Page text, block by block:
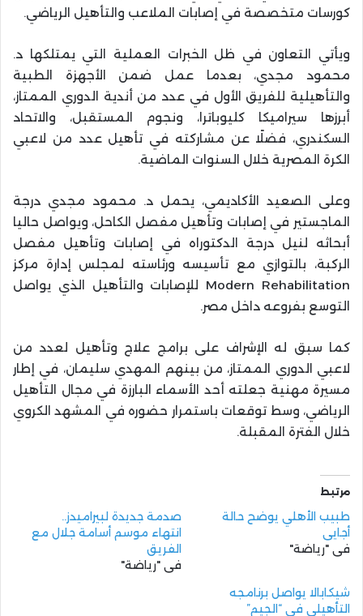
كورسات متخصصة في إصابات الملاعب والتأهيل الرياضي.
ويأتي التعاون في ظل الخبرات العملية التي يمتلكها د.
محمود مجدي، بعدما عمل ضمن الأجهزة الطبية
والتأهيلية للفريق الأول في عدد من أندية الدوري الممتاز،
أبرزها سيراميكا كليوباترا، ونجوم المستقبل، والاتحاد
السكندري، فضلًا عن مشاركته في تأهيل عدد من لاعبي
الكرة المصرية خلال السنوات الماضية.
وعلى الصعيد الأكاديمي، يحمل د. محمود مجدي درجة
الماجستير في إصابات وتأهيل مفصل الكاحل، ويواصل حاليا
أبحاثه لنيل درجة الدكتوراه في إصابات وتأهيل مفصل
الركبة، بالتوازي مع تأسيسه ورئاسته لمجلس إدارة مركز
Modern Rehabilitation للإصابات والتأهيل الذي يواصل
التوسع بفروعه داخل مصر.
كما سبق له الإشراف على برامج علاج وتأهيل لعدد من
لاعبي الدوري الممتاز، من بينهم المهدي سليمان، في إطار
مسيرة مهنية جعلته أحد الأسماء البارزة في مجال التأهيل
الرياضي، وسط توقعات باستمرار حضوره في المشهد الكروي
خلال الفترة المقبلة.
مرتبط
طبيب الأهلي يوضح حالة
أجايي
في "رياضة"
صدمة جديدة لبيراميدز..
انتهاء موسم أسامة جلال مع
الفريق
في "رياضة"
شيكابالا يواصل برنامجه
التأهيلي في “الجيم”